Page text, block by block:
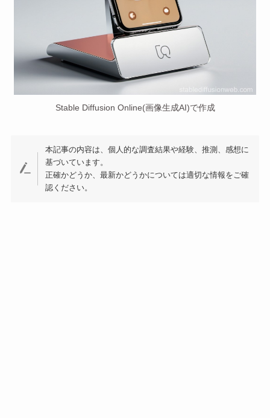
Stable Diffusion Online(画像生成AI)で作成
本記事の内容は、個人的な調査結果や経験、推測、感想に
基づいています。
正確かどうか、最新かどうかについては適切な情報をご確
認ください。